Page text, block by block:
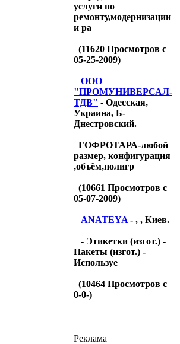
услуги по
ремонту,модернизации
и ра
(11620 Просмотров с
05-25-2009)
OOO
"ПРОМУНИВЕРСАЛ-
ТДB" - Одесская,
Украина, Б-
Днестровский.
ГОФРОТАРА-любой
размер, конфигурация
,объём,полигр
(10661 Просмотров с
05-07-2009)
ANATEYA - , , Киев.
- Этикетки (изгот.) -
Пакеты (изгот.) -
Используе
(10464 Просмотров с
0-0-)
Реклама